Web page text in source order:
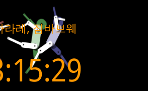
라레, 짐바브웨